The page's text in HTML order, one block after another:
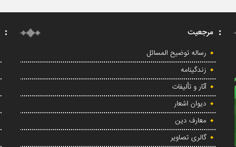
مرجعیت
رساله توضیح المسائل
زندگینامه
آثار و تألیفات
دیوان اشعار
معارف دین
گالری تصاویر